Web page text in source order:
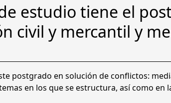
ó
n
C
v
i
l
estudio tiene el
civil y mercantil y
postgrado en solución de conflictos:
en los que se estructura, así como en